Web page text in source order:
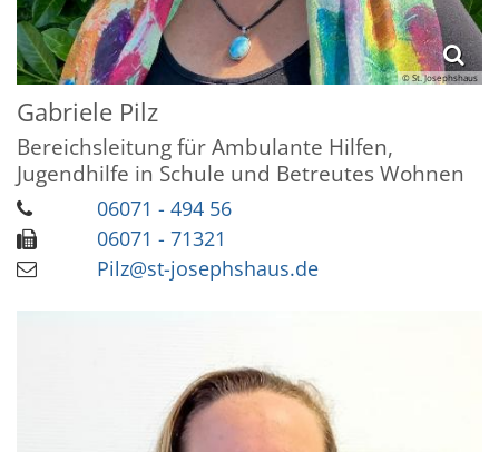
© St. Josephshaus
Gabriele Pilz
Bereichsleitung für Ambulante Hilfen,
Jugendhilfe in Schule und Betreutes Wohnen
06071 - 494 56
06071 - 71321
Pilz@st-josephshaus.de